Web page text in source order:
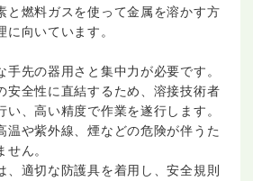
と燃料ガスを使って金属を溶かす方
向いています。
手先の器用さと集中力が必要です。
安全性に直結するため、溶接技術者
い、高い精度で作業を遂行します。
温や紫外線、煙などの危険が伴うた
ん。
、適切な防護具を着用し、安全規則